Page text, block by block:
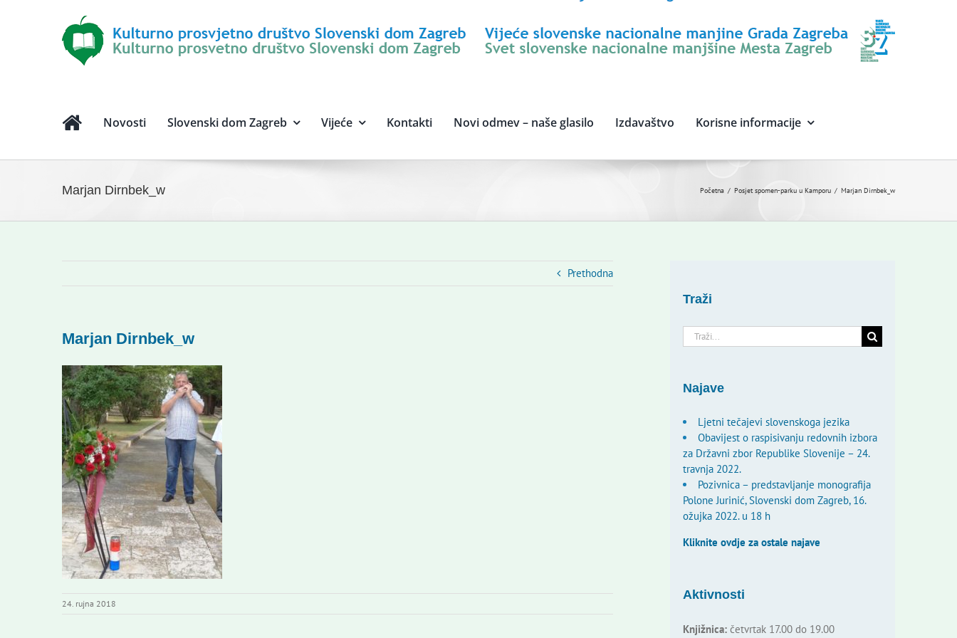
Novosti Slovenski dom Zagreb Vijeće Kontakti Novi odmev – naše glasilo Izdavaštvo Korisne informacije
Marjan Dirnbek_w Početna Posjet spomen-parku u Kamporu Marjan Dirnbek_w
Prethodna
Marjan Dirnbek_w
24. rujna 2018
Traži
Traži...
Najave
Ljetni tečajevi slovenskoga jezika
Obavijest o raspisivanju redovnih izbora
za Državni zbor Republike Slovenije – 24.
travnja 2022.
Pozivnica – predstavljanje monografija
Polone Jurinić, Slovenski dom Zagreb, 16.
ožujka 2022. u 18 h
Kliknite ovdje za ostale najave
Aktivnosti
Knjižnica:četvrtak 17.00 do 19.00